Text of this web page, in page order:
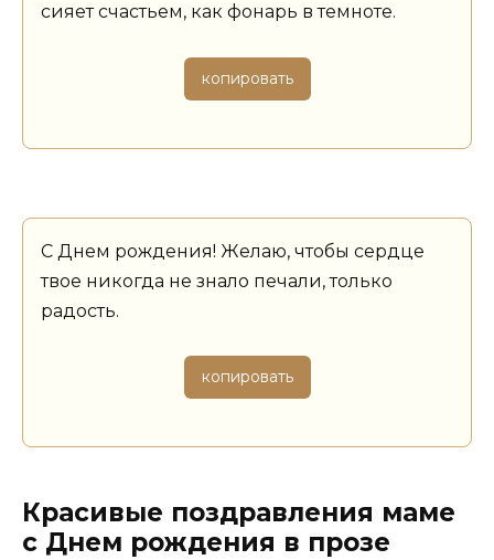
сияет счастьем, как фонарь в темноте.
копировать
С Днем рождения! Желаю, чтобы сердце
твое никогда не знало печали, только
радость.
копировать
Красивые поздравления маме
с Днем рождения в прозе